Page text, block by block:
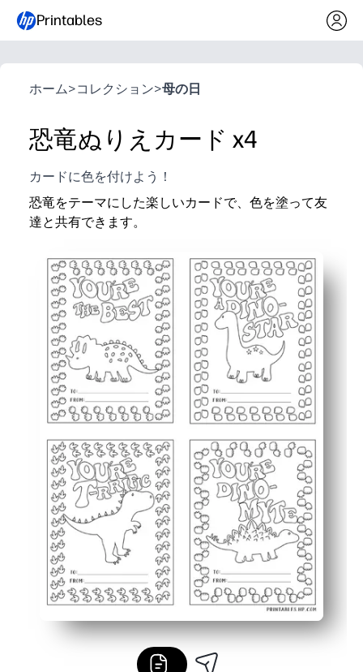
Printables
ホーム>コレクション>母の日
恐竜ぬりえカード x4
カードに色を付けよう！
恐竜をテーマにした楽しいカードで、色を塗って友
達と共有できます。